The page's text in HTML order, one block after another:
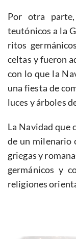
Por otra
teutónicos a la
ritos
celtas y fueron
con lo que la
una fiesta de
luces y árboles
La Navidad que
de un milenario
griegas y
germánicos y
religiones